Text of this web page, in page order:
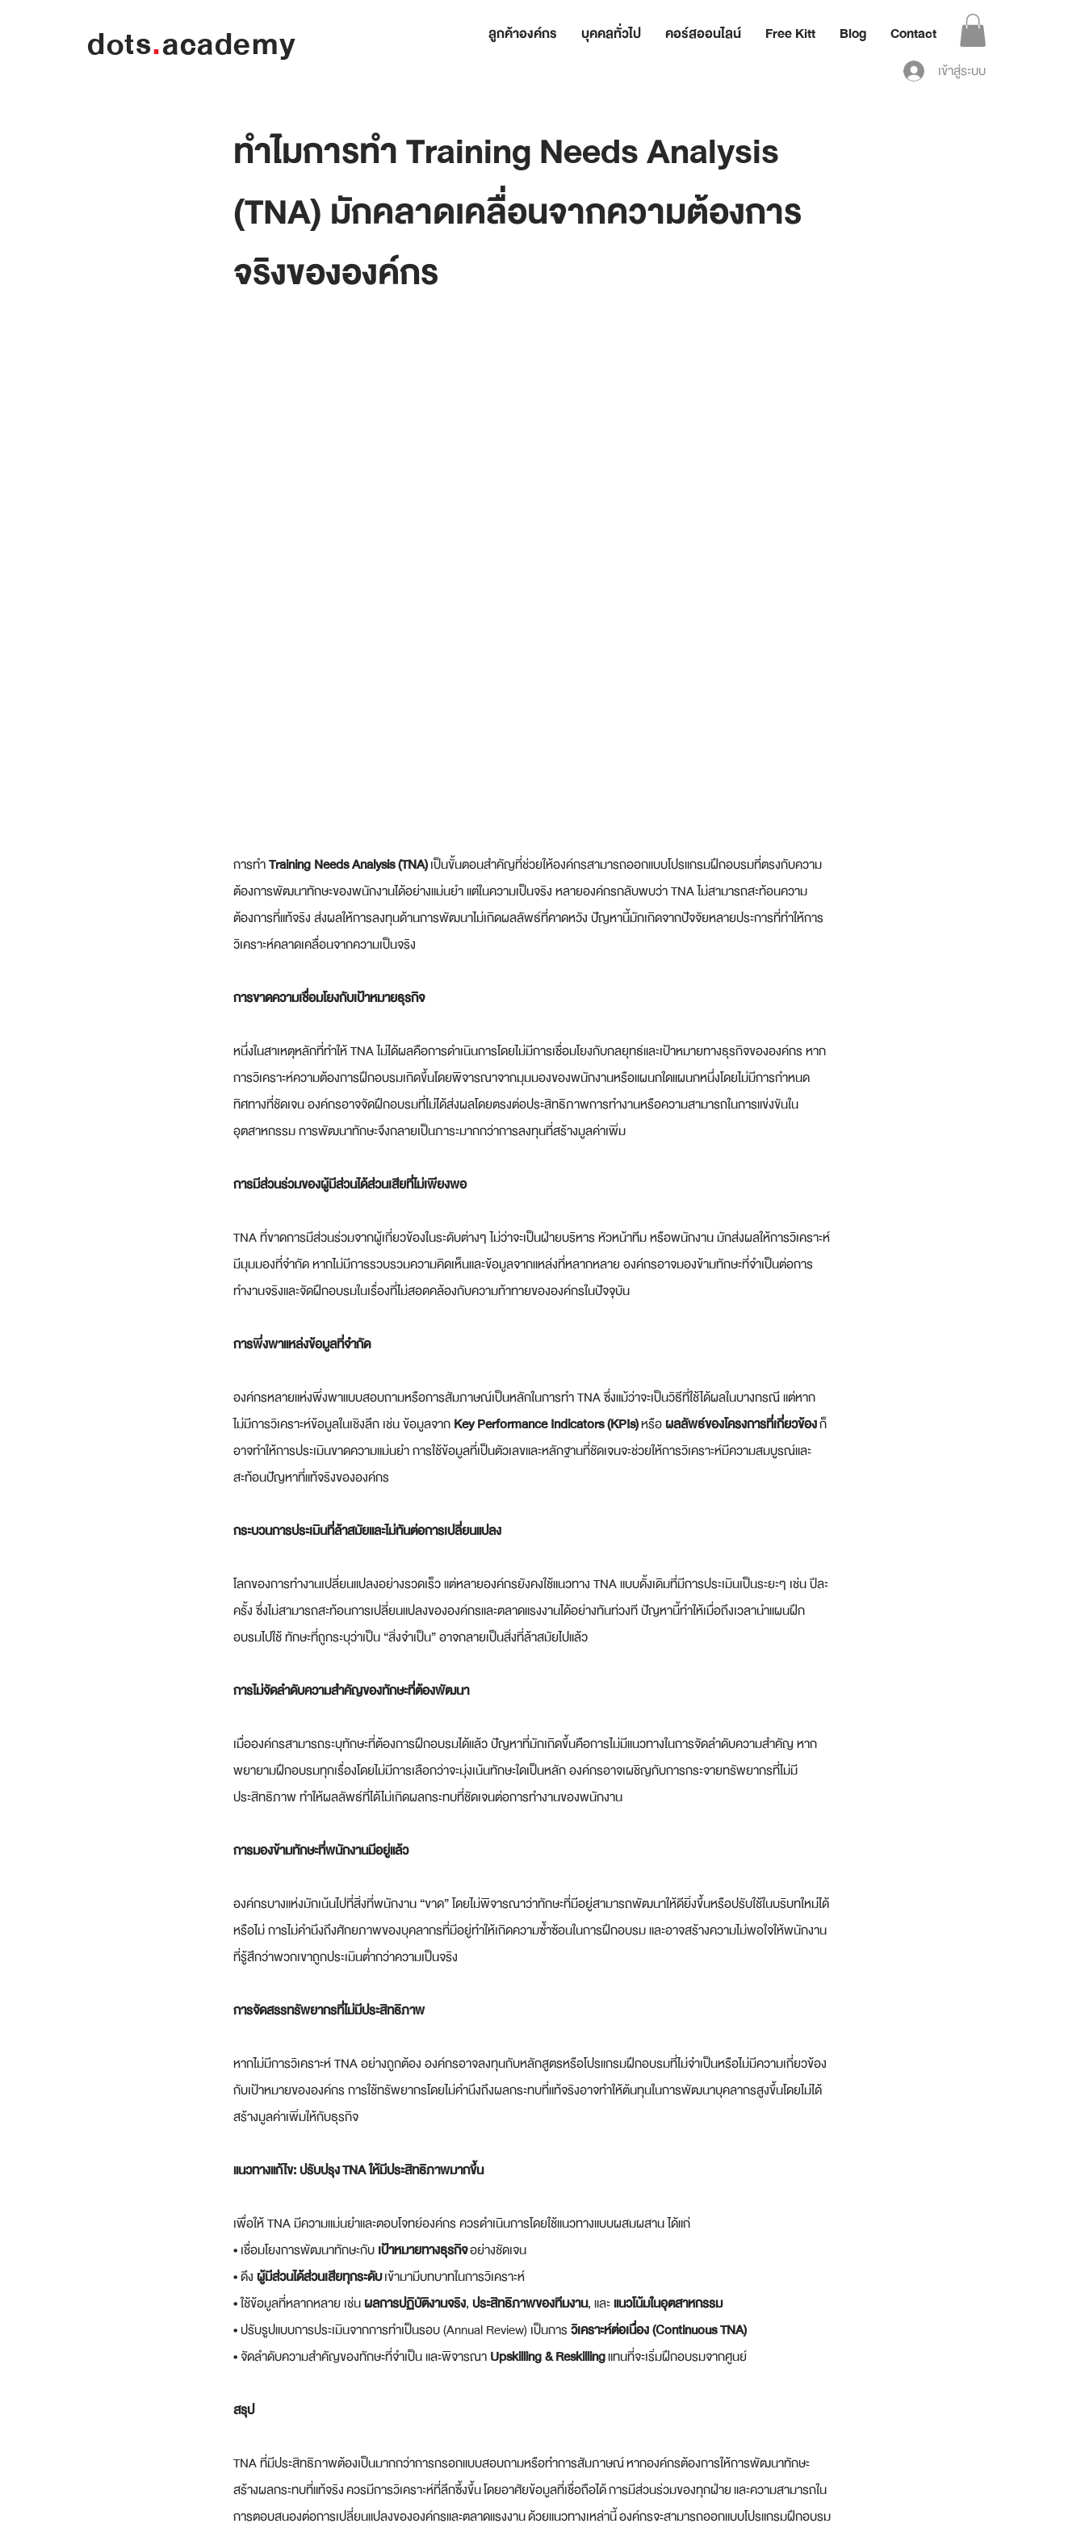
dots.academy ลูกค้าองค์กร บุคคลทั่วไป คอร์สออนไลน์ Free Kitt Blog Contact
เข้าสู่ระบบ
ทำไมการทำ Training Needs Analysis
(TNA) มักคลาดเคลื่อนจากความต้องการ
จริงขององค์กร
การทำ Training Needs Analysis (TNA) เป็นขั้นตอนสำคัญที่ช่วยให้องค์กรสามารถออกแบบโปรแกรมฝึกอบรมที่ตรงกับความ
ต้องการพัฒนาทักษะของพนักงานได้อย่างแม่นยำ แต่ในความเป็นจริง หลายองค์กรกลับพบว่า TNA ไม่สามารถสะท้อนความ
ต้องการที่แท้จริง ส่งผลให้การลงทุนด้านการพัฒนาไม่เกิดผลลัพธ์ที่คาดหวัง ปัญหานี้มักเกิดจากปัจจัยหลายประการที่ทำให้การ
วิเคราะห์คลาดเคลื่อนจากความเป็นจริง
การขาดความเชื่อมโยงกับเป้าหมายธุรกิจ
หนึ่งในสาเหตุหลักที่ทำให้ TNA ไม่ได้ผลคือการดำเนินการโดยไม่มีการเชื่อมโยงกับกลยุทธ์และเป้าหมายทางธุรกิจขององค์กร หาก
การวิเคราะห์ความต้องการฝึกอบรมเกิดขึ้นโดยพิจารณาจากมุมมองของพนักงานหรือแผนกใดแผนกหนึ่งโดยไม่มีการกำหนด
ทิศทางที่ชัดเจน องค์กรอาจจัดฝึกอบรมที่ไม่ได้ส่งผลโดยตรงต่อประสิทธิภาพการทำงานหรือความสามารถในการแข่งขันใน
อุตสาหกรรม การพัฒนาทักษะจึงกลายเป็นภาระมากกว่าการลงทุนที่สร้างมูลค่าเพิ่ม
การมีส่วนร่วมของผู้มีส่วนได้ส่วนเสียที่ไม่เพียงพอ
TNA ที่ขาดการมีส่วนร่วมจากผู้เกี่ยวข้องในระดับต่างๆ ไม่ว่าจะเป็นฝ่ายบริหาร หัวหน้าทีม หรือพนักงาน มักส่งผลให้การวิเคราะห์
มีมุมมองที่จำกัด หากไม่มีการรวบรวมความคิดเห็นและข้อมูลจากแหล่งที่หลากหลาย องค์กรอาจมองข้ามทักษะที่จำเป็นต่อการ
ทำงานจริงและจัดฝึกอบรมในเรื่องที่ไม่สอดคล้องกับความท้าทายขององค์กรในปัจจุบัน
การพึ่งพาแหล่งข้อมูลที่จำกัด
องค์กรหลายแห่งพึ่งพาแบบสอบถามหรือการสัมภาษณ์เป็นหลักในการทำ TNA ซึ่งแม้ว่าจะเป็นวิธีที่ใช้ได้ผลในบางกรณี แต่หาก
ไม่มีการวิเคราะห์ข้อมูลในเชิงลึก เช่น ข้อมูลจาก Key Performance Indicators (KPIs) หรือ ผลลัพธ์ของโครงการที่เกี่ยวข้อง ก็
อาจทำให้การประเมินขาดความแม่นยำ การใช้ข้อมูลที่เป็นตัวเลขและหลักฐานที่ชัดเจนจะช่วยให้การวิเคราะห์มีความสมบูรณ์และ
สะท้อนปัญหาที่แท้จริงขององค์กร
กระบวนการประเมินที่ล้าสมัยและไม่ทันต่อการเปลี่ยนแปลง
โลกของการทำงานเปลี่ยนแปลงอย่างรวดเร็ว แต่หลายองค์กรยังคงใช้แนวทาง TNA แบบดั้งเดิมที่มีการประเมินเป็นระยะๆ เช่น ปีละ
ครั้ง ซึ่งไม่สามารถสะท้อนการเปลี่ยนแปลงขององค์กรและตลาดแรงงานได้อย่างทันท่วงที ปัญหานี้ทำให้เมื่อถึงเวลานำแผนฝึก
อบรมไปใช้ ทักษะที่ถูกระบุว่าเป็น “สิ่งจำเป็น” อาจกลายเป็นสิ่งที่ล้าสมัยไปแล้ว
การไม่จัดลำดับความสำคัญของทักษะที่ต้องพัฒนา
เมื่อองค์กรสามารถระบุทักษะที่ต้องการฝึกอบรมได้แล้ว ปัญหาที่มักเกิดขึ้นคือการไม่มีแนวทางในการจัดลำดับความสำคัญ หาก
พยายามฝึกอบรมทุกเรื่องโดยไม่มีการเลือกว่าจะมุ่งเน้นทักษะใดเป็นหลัก องค์กรอาจเผชิญกับการกระจายทรัพยากรที่ไม่มี
ประสิทธิภาพ ทำให้ผลลัพธ์ที่ได้ไม่เกิดผลกระทบที่ชัดเจนต่อการทำงานของพนักงาน
การมองข้ามทักษะที่พนักงานมีอยู่แล้ว
องค์กรบางแห่งมักเน้นไปที่สิ่งที่พนักงาน “ขาด” โดยไม่พิจารณาว่าทักษะที่มีอยู่สามารถพัฒนาให้ดียิ่งขึ้นหรือปรับใช้ในบริบทใหม่ได้
หรือไม่ การไม่คำนึงถึงศักยภาพของบุคลากรที่มีอยู่ทำให้เกิดความซ้ำซ้อนในการฝึกอบรม และอาจสร้างความไม่พอใจให้พนักงาน
ที่รู้สึกว่าพวกเขาถูกประเมินต่ำกว่าความเป็นจริง
การจัดสรรทรัพยากรที่ไม่มีประสิทธิภาพ
หากไม่มีการวิเคราะห์ TNA อย่างถูกต้อง องค์กรอาจลงทุนกับหลักสูตรหรือโปรแกรมฝึกอบรมที่ไม่จำเป็นหรือไม่มีความเกี่ยวข้อง
กับเป้าหมายขององค์กร การใช้ทรัพยากรโดยไม่คำนึงถึงผลกระทบที่แท้จริงอาจทำให้ต้นทุนในการพัฒนาบุคลากรสูงขึ้นโดยไม่ได้
สร้างมูลค่าเพิ่มให้กับธุรกิจ
แนวทางแก้ไข: ปรับปรุง TNA ให้มีประสิทธิภาพมากขึ้น
เพื่อให้ TNA มีความแม่นยำและตอบโจทย์องค์กร ควรดำเนินการโดยใช้แนวทางแบบผสมผสาน ได้แก่
• เชื่อมโยงการพัฒนาทักษะกับ เป้าหมายทางธุรกิจ อย่างชัดเจน
• ดึง ผู้มีส่วนได้ส่วนเสียทุกระดับ เข้ามามีบทบาทในการวิเคราะห์
• ใช้ข้อมูลที่หลากหลาย เช่น ผลการปฏิบัติงานจริง, ประสิทธิภาพของทีมงาน, และ แนวโน้มในอุตสาหกรรม
• ปรับรูปแบบการประเมินจากการทำเป็นรอบ (Annual Review) เป็นการ วิเคราะห์ต่อเนื่อง (Continuous TNA)
• จัดลำดับความสำคัญของทักษะที่จำเป็น และพิจารณา Upskilling & Reskilling แทนที่จะเริ่มฝึกอบรมจากศูนย์
สรุป
TNA ที่มีประสิทธิภาพต้องเป็นมากกว่าการกรอกแบบสอบถามหรือทำการสัมภาษณ์ หากองค์กรต้องการให้การพัฒนาทักษะ
สร้างผลกระทบที่แท้จริง ควรมีการวิเคราะห์ที่ลึกซึ้งขึ้น โดยอาศัยข้อมูลที่เชื่อถือได้ การมีส่วนร่วมของทุกฝ่าย และความสามารถใน
การตอบสนองต่อการเปลี่ยนแปลงขององค์กรและตลาดแรงงาน ด้วยแนวทางเหล่านี้ องค์กรจะสามารถออกแบบโปรแกรมฝึกอบรม